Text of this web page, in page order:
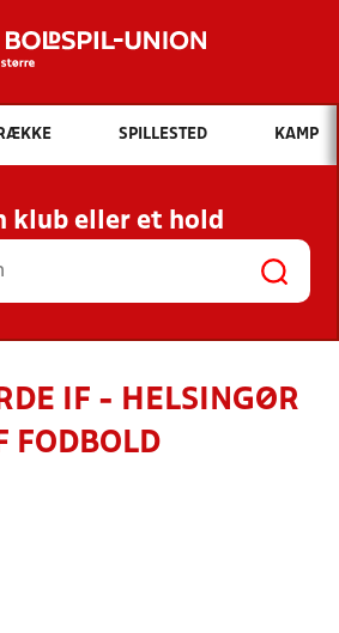
Hvad vil du søge efter?
INDHOLD OG NYHEDER
KLUBBER OG
HOLD
RÆKKE SPILLESTED KAMP
klub eller et hold
IF - HELSINGØR
FODBOLD